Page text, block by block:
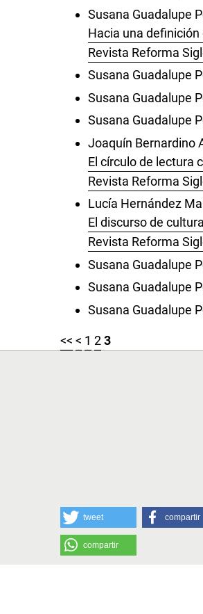
Susana Guadalupe
Hacia una
Revista Reforma
Susana Guadalupe
Susana Guadalupe
Susana Guadalupe
Joaquín Bernardino
El círculo de lectura
Revista Reforma
Lucía Hernández
El discurso de
Revista Reforma
Susana Guadalupe
Susana Guadalupe
Susana Guadalupe
<< < 1 23
tweet compartir
compartir